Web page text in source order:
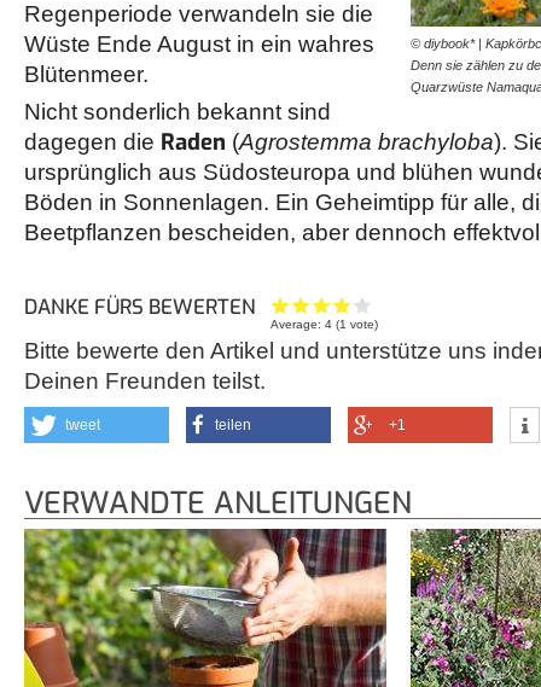
© diybook* |
Denn sie zählen zu
Quarzwüste
Regenperiode verwandeln sie die
Wüste Ende August in ein wahres
Blütenmeer.
Nicht sonderlich bekannt sind
dagegen die Raden (Agrostemma brachyloba).
ursprünglich aus Südosteuropa und blühen
Böden in Sonnenlagen. Ein Geheimtipp für alle,
Beetpflanzen bescheiden, aber dennoch
DANKE FÜRS BEWERTEN
Average:4 (1 vote)
Bitte bewerte den Artikel und unterstütze uns
Deinen Freunden teilst.
tweet teilen +1
VERWANDTE ANLEITUNGEN